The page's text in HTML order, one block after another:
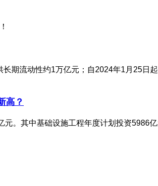
期流动性约1万亿元；自2024年1月25日
高？
。其中基础设施工程年度计划投资5986